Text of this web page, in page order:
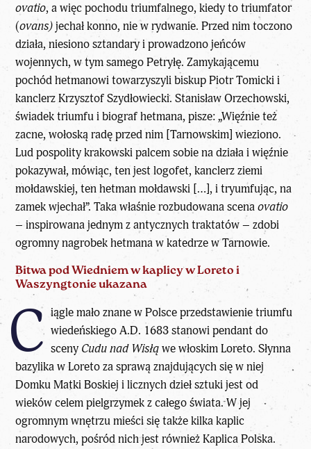
ovatio, a więc pochodu triumfalnego, kiedy to triumfator
(ovans)jechał konno, nie w rydwanie. Przed nim toczono
działa, niesiono sztandary i prowadzono jeńców
wojennych, w tym samego Petryłę. Zamykającemu
pochód hetmanowi towarzyszyli biskup Piotr Tomicki i
kanclerz Krzysztof Szydłowiecki. Stanisław Orzechowski,
świadek triumfu i biograf hetmana, pisze: „Więźnie też
zacne, wołoską radę przed nim [Tarnowskim] wieziono.
Lud pospolity krakowski palcem sobie na działa i więźnie
pokazywał, mówiąc, ten jest logofet, kanclerz ziemi
mołdawskiej, ten hetman mołdawski […], i tryumfując, na
zamek wjechał”. Taka właśnie rozbudowana scenaovatio
– inspirowana jednym z antycznych traktatów – zdobi
ogromny nagrobek hetmana w katedrze w Tarnowie.
Bitwa pod Wiedniem w kaplicy w Loreto i
Waszyngtonie ukazana
C iągle mało znane w Polsce przedstawienie triumfu
wiedeńskiego A.D. 1683 stanowi pendant do
sceny Cudu nad Wisłąwe włoskim Loreto. Słynna
bazylika w Loreto za sprawą znajdujących się w niej
Domku Matki Boskiej i licznych dzieł sztuki jest od
wieków celem pielgrzymek z całego świata. W jej
ogromnym wnętrzu mieści się także kilka kaplic
narodowych, pośród nich jest również Kaplica Polska.